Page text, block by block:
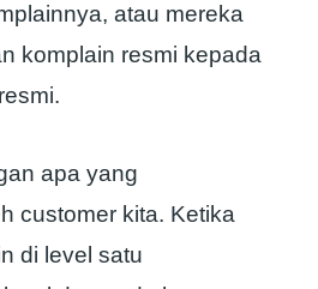
atau mereka
komplain resmi kepada
apa yang
customer kita. Ketika
di level satu